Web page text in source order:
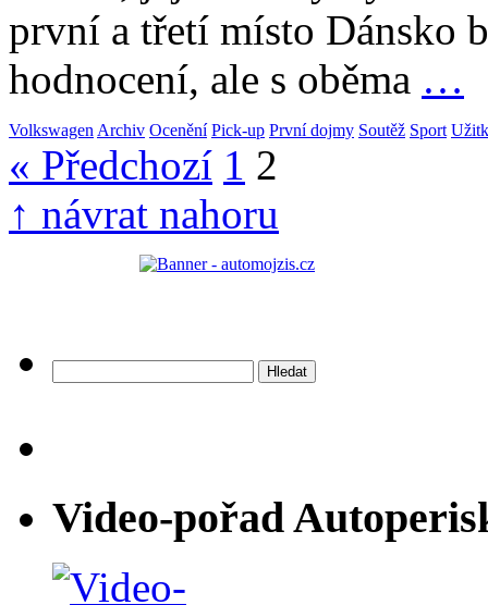
první a třetí místo Dánsko
hodnocení, ale s oběma …
Volkswagen Archiv Ocenění Pick-up První dojmy Soutěž Sport
« Předchozí 1 2
↑ návrat nahoru
Video-pořad